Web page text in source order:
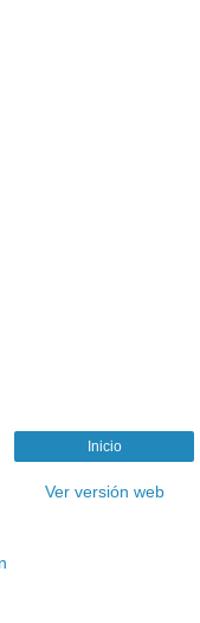
Inicio
Ver versión web